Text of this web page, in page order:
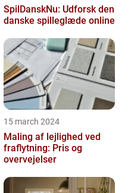
SpilDanskNu: Udforsk den
danske spilleglæde online
15 march 2024
Maling af lejlighed ved
fraflytning: Pris og
overvejelser